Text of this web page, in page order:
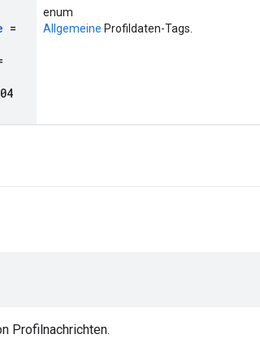
=
enum
Allgemeine Profildaten-Tags.
Profilnachrichten.